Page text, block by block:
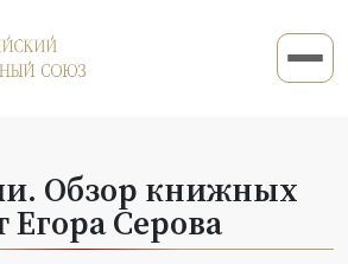
Обзор книжных
Егора Серова